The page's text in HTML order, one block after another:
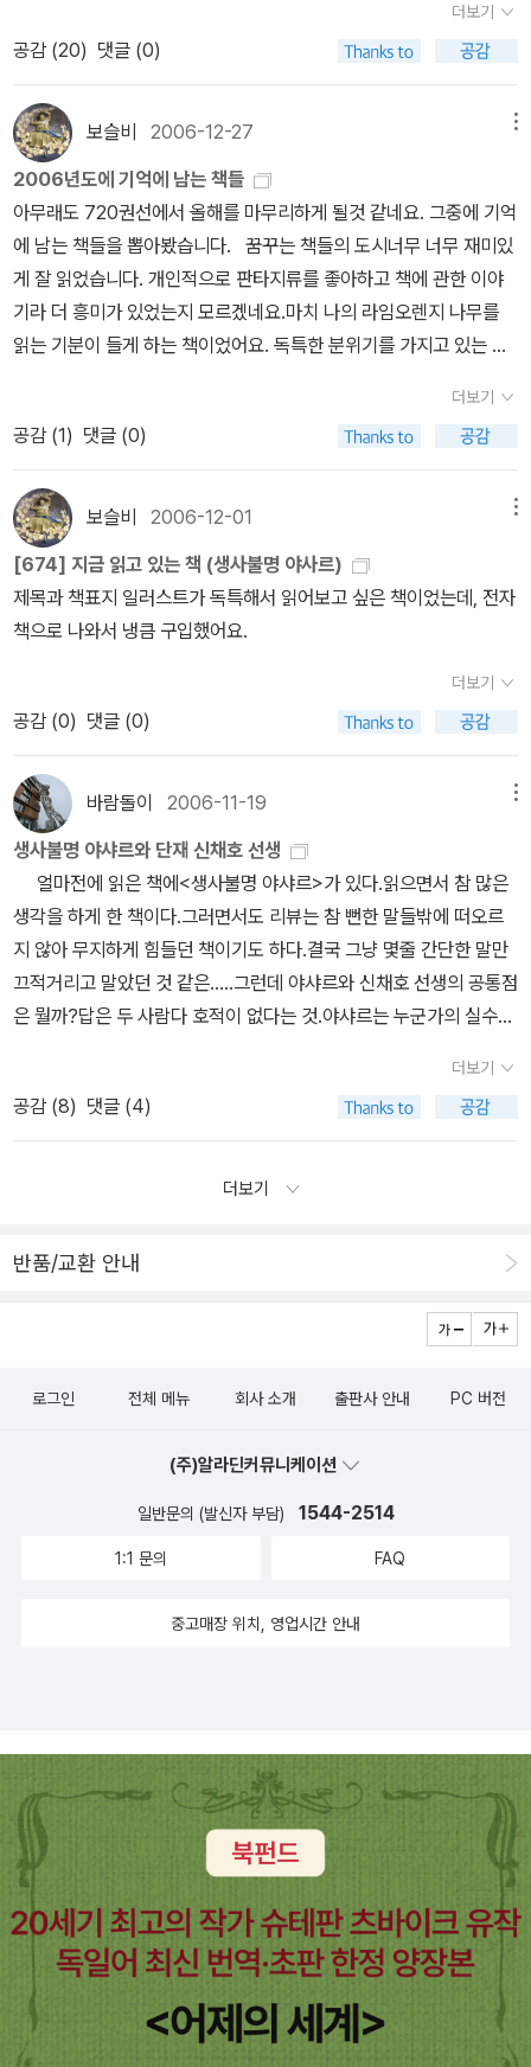
가난을 타파하는데 정말 도움이 될까'하는 의문이 더 강해진다. 믿지
못하겠다가 아니라, 더 많은 일이 필요하다는 생각이라고 해야 하나.
14. 생사불명 야샤르 읽다보면 짜증난다. 이렇게 답답할 수가! 그것
도 아지즈 네신이 바란 바일지도 모르겠다. 웃기다가 짜증나고 또 웃
기고. 참 내. 야샤르가 결국 '카라캅르 니자미'씨가 필요없게 된 지경
에 이르면, 이거야말로 해피 엔딩이 아니라 풍자의 극치다. 씁쓸하고
씁쓸해서 그저 헛웃음만 나온다. 우리나라의 상황이 별다를 바 없다
는 것도 헛웃음을 일으키는 한 원인이기도 하고. 15. 메콩의 슬픈 그
림자, 인도차이나 모님의 앙코르 기행 페이퍼를 보고 부러워 부러워
를 연발하고 있었는데 이 책은 거기에 한술 더 뜬다. 가고 싶어, 가고
싶어! 최근작 [느린 희망]보다는 사진이 적고 말이 많다. 좀 지겨운
밤 마침 TV에서 똔레삽 호수를 다룬 다큐멘터리를 방영했다. 거대한
똔레삽 호수 주변에서 풍부한 어족 자원으로 그냥저냥 먹고 살 수 있
었던 가난한 캄보디아인들은 이제 태국과 베트남의 거대 자본의 힘에
밀려 생계 유지도 어려워지는 판이라고 한다. 그런데 외국 자본의 거
대 기업들은 남아도는 물고기를 말려 동물용 사료로 만들고, 그러고
도 남는 죽은 물고기를 호수 한쪽에 그냥 버리고 있다. 캄보디아 정부
사람들 뿐이지. 전세계 어디든 변하지 않는 진실이랄까. 16. 캐비
닛 한참 재미있게 읽다가 끝부분에서 기분이 확 상했다. 그런 식의 잔
감이 안 잡혔기 때문. 마지막 장을 덮고 '이게 뭐야' 이러다가, 첫 장을
떠올리니 그다지 나쁜 결말이 아닌 것도 같다. 하지만 부족해.
가가 외등을 중반부까지 쓰다가 잠시 중단하고, 시간이 흘러 후반부
작업을 했는데글의 분위기가 많이 바뀌었다. 아무래도 중반부까지 쓴
그 내용만 출판했더라면 훨씬 좋았을 거라 생각한다. 철학, 영화를 ca
sting하다 추천 도쿠가와이에야스 가보기전엔죽지마라- 실망..초
반만 재미있었다. 나를부르는숲 추천비밀의 계곡 1-2 - 도심속 아마
존을 꿈꾸는 그들을 위해. 특이한 소재로 읽어보면 좋을듯. 막다른
골목에사는남자기발한자살여행21세기유럽현대미술관기행 추천달려
라,아비 추천개 -김훈의 '칼의노래' 와 '현의노래' 를 좋아하는데, 이작
품은 별 감흥이 없다. 어디서 많이 들어본 이야기. 모든날이소중하
다 - 좋은책이기는 하나, 내용이 너무 부족해서 썰렁하다.그래도널사
랑해 추천 -내가 힘들때 읽었던 책. 한번 더 읽고 싶다.뷰티마니아 1 -
뭐야. 명품을 어찌나 소개하는지. 럭셔리만 지향하는.. 별 도움안되는
책.벚꽃지는계절에그대를그리워하네 추천 -올해 가장 독자들의 뒷통
단 추천박사가사랑한수식 -영화로 나왔던데 같이 보면 좋을 것 같다.
파이이야기유랑가족 -글솜씨좋다. 그러나 비극적이고 가난한 사람들
만 나와서 마음이 편치 못해 읽기가 힘들었다. 책만보는바보 추천할
아버지,이젠사랑한다고말할수있어요 - 애들 책인데, 별로 권하고 싶
지 않다. 곳곳에 좋은 구절은 있다.청춘의문장들 추천 - '김연수' 그에
은 20대 여행가.하이쿠와우키요에,그리고에도시절 추천 - 책을 읽으
면서 휴식을 취할 수 있는 신기한 책. 도쿄기담집 -한번 더 읽어봐
야 좋은지 안 좋은지 알 수 있을 것 같다. 그만큼 묘한 책.새의선물 추
천반도에서나가라 상 -하편을 읽어야 하는데..나무소녀 -아이들에게
추천해주고 싶은책. 고슴도치 -한편의 시트콤을 보는 듯하다. ㅋㅋ 어
찌나 유쾌하고 재미있는지. 지금도 생각나네. 사립학교아이들 추천
식객10안녕,오즈 -결말부분이 맘에 들지 않는다. 유령인명구조대 추
천 - 이 책 많이 읽었으면 좋겠다. 좋은 책인데 비해 읽은 사람들이
적은 듯.강산무진 - 한번 더 읽어봐야 겠다. 느린걸음 -편하게 생각
하면서 볼 수 있는 포토에세이.머뭇거리지 말고 시작해 - 좋은 말들이
그득하다. 미리 읽었더라면 좋았을 것을.삼월은 붉은 구렁을 추천달
식객11로맨스약국 -재미있게 읽었다. 만화, 영화,드라마, 소설 에
싸름한초콜릿 -독자들한테 호평을 받은 책인데, 나는 이 책이 싫다.
고픔의자서전 추천 - 끝심이 조금 딸리지만..20세기한국소설 40 추
은잠들다 추천 엘리자베스키스의코리아1920~1940 추천 -그림
이 너무 예쁘다. 한국의 좋은 사료가 될 듯. 인간연습 -내용의 취지는
좋으나, 전작에 비해 약간 실망빛의제국 -'인간연습'과 비슷한 소재.
재미있는 책의 2권을 아직 안 읽고 있다니, 이것은 죄다. 빨랑 읽어야
하는 바람이다.두나'S 런던놀이-내용이 약간 빈약하다는 사람은 많
지만 나는 좋았다. 책은 자기가 읽어봐야 아는법.엄청나게시끄럽고믿
샤르 추천스텝파더스텝 -미야베미유키의 전작들에 비해 영~맘에 안
적극추천!동물원에가기 추천 -2007년에는 알랭 드 보통의 전작을
다 읽고 싶다.새참 -단편 하나하나가 다 웃기고 재미있다. 가볍게 웃
고 싶을 때 보면 좋은 책.느린희망 추천 -쿠바의 또다른 면모를 보았
다. '느린희망' 그 말이 무겁게 다가온다.슬프지만안녕 - 한뼘드라마
를 좋아했고 팬이었던 사람에게 적극추천! 런치브레이크스토리어
머니의수저웃음의나라 -전기문학의 동음이의어를 이용한 가슴을 서
늘하게 하는 특이한 이야기. 이게 초기작이라니..핑거스미스 왕추천
- 올해 가장좋았던 책. ******올해의책********* 도쿄로망산뽀
추천 - 이렇게 알차고 이쁜 도쿄소개서라니~~한권이 그득하니 배부
르다. 2007년에도 좋은 책 많이 만날 수 있기를 ... 2006년에 총 '8
더보기
공감 (20) 댓글 (0)
보슬비 2006-12-27
2006년도에 기억에 남는 책들
아무래도 720권선에서 올해를 마무리하게 될것 같네요. 그중에 기억
에 남는 책들을 뽑아봤습니다. 꿈꾸는 책들의 도시너무 너무 재미있
게 잘 읽었습니다. 개인적으로 판타지류를 좋아하고 책에 관한 이야
기라 더 흥미가 있었는지 모르겠네요.마치 나의 라임오렌지 나무를
읽는 기분이 들게 하는 책이었어요. 독특한 분위기를 가지고 있는 추
게 읽었습니다. 재미있는 판타지 시리즈였습니다.암울한것이 제가
좋아하는 스탈이예요.짜증나는 책이었지만, 그래도 인상적이었어요.
기괴한 추리소설이고 결말이 좀 시시했지만, 분위기는 좋았습니다.향
수가 생각나는 책이었지만 착한 주인공이라 향수 주인공보다 덜 매력
적이더군요. 때론 악이 더 끌릴때가 있어요.다시 읽어도 재미있는 책
이예요. 오랜만 Edge Chronicles 7번째 이야기.
더보기
공감 (1) 댓글 (0)
보슬비 2006-12-01
[674] 지금 읽고 있는 책 (생사불명 야사르)
제목과 책표지 일러스트가 독특해서 읽어보고 싶은 책이었는데, 전자
책으로 나와서 냉큼 구입했어요.
더보기
공감 (0) 댓글 (0)
바람돌이 2006-11-19
생사불명 야샤르와 단재 신채호 선생
얼마전에 읽은 책에<생사불명 야샤르>가 있다.읽으면서 참 많은
생각을 하게 한 책이다.그러면서도 리뷰는 참 뻔한 말들밖에 떠오르
지 않아 무지하게 힘들던 책이기도 하다.결국 그냥 몇줄 간단한 말만
끄적거리고 말았던 것 같은.....그런데 야샤르와 신채호 선생의 공통점
은 뭘까?답은 두 사람다 호적이 없다는 것.야샤르는 누군가의 실수에
분에 야샤르가 할 수 있는 일은 아무것도 없다.학교를 가는 것도, 군대
를 가는 것도, 결혼을 하는 것도....그러면서도 국가는 세금을 걷거다
군대를 갈때는 어떻게 어떻게 국가에 대한 의무를 다하게 한다.하지
만 권리는 nothing이다.신채호 선생은 한일합방후 일본 국민으로는
미에서의 무국적자로 살았다.그 분은 살아서야 그 분의 선택이었고,
식민지 백성으로서 공식적인 국적을 가지지 않는다는건 그것 자체로
서도 저항이었겠지만....문제는 지금에 와서다.우리의 자랑스런 대한
민국은 독립운동가인 신채호 선생의 국적을 만들어주지 않았다.그러
난 수고와 노력끝에 겨우 선생의 아드님은 1980년대에 겨우 아버지
히 자연인 신채호였을 뿐,독립운동가 신채호는 아니었다.덕분에 지금
충북 청원군에 있는 신채호 선생의 묘소는 누구도 권리를 행사할 수
없는 지경이다.청원군 측에서 신채호 선생의 묘지를 문화유산으로 등
다.후손은 당연히 승낙을 했으나 문제는 그 후손이 소유권을 주장할
생판 남의 묘를 이장 하는 것이 돼 할 수 가 없단다.얼마전에는 신채호
선생의 며느리가 보다 못해 불법으로 이장을 하려다 제지 당하기도
했다는 것.야샤르의 삶도 눈물나게 황당하더니만,대한민국의 신채호
선생의 사후도 눈물나게 황당하다.
더보기
공감 (8) 댓글 (4)
더보기
반품/교환 안내
로그인 전체 메뉴 회사 소개 출판사 안내 PC 버전
(주)알라딘커뮤니케이션
일반문의 (발신자 부담) 1544-2514
1:1 문의 FAQ
중고매장 위치, 영업시간 안내